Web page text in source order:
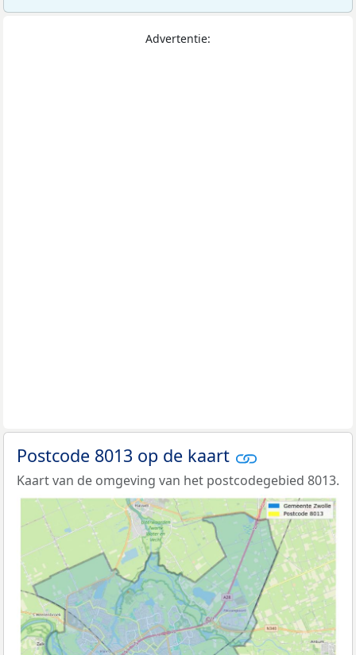
Advertentie:
Postcode 8013 op de kaart
Kaart van de omgeving van het postcodegebied 8013.